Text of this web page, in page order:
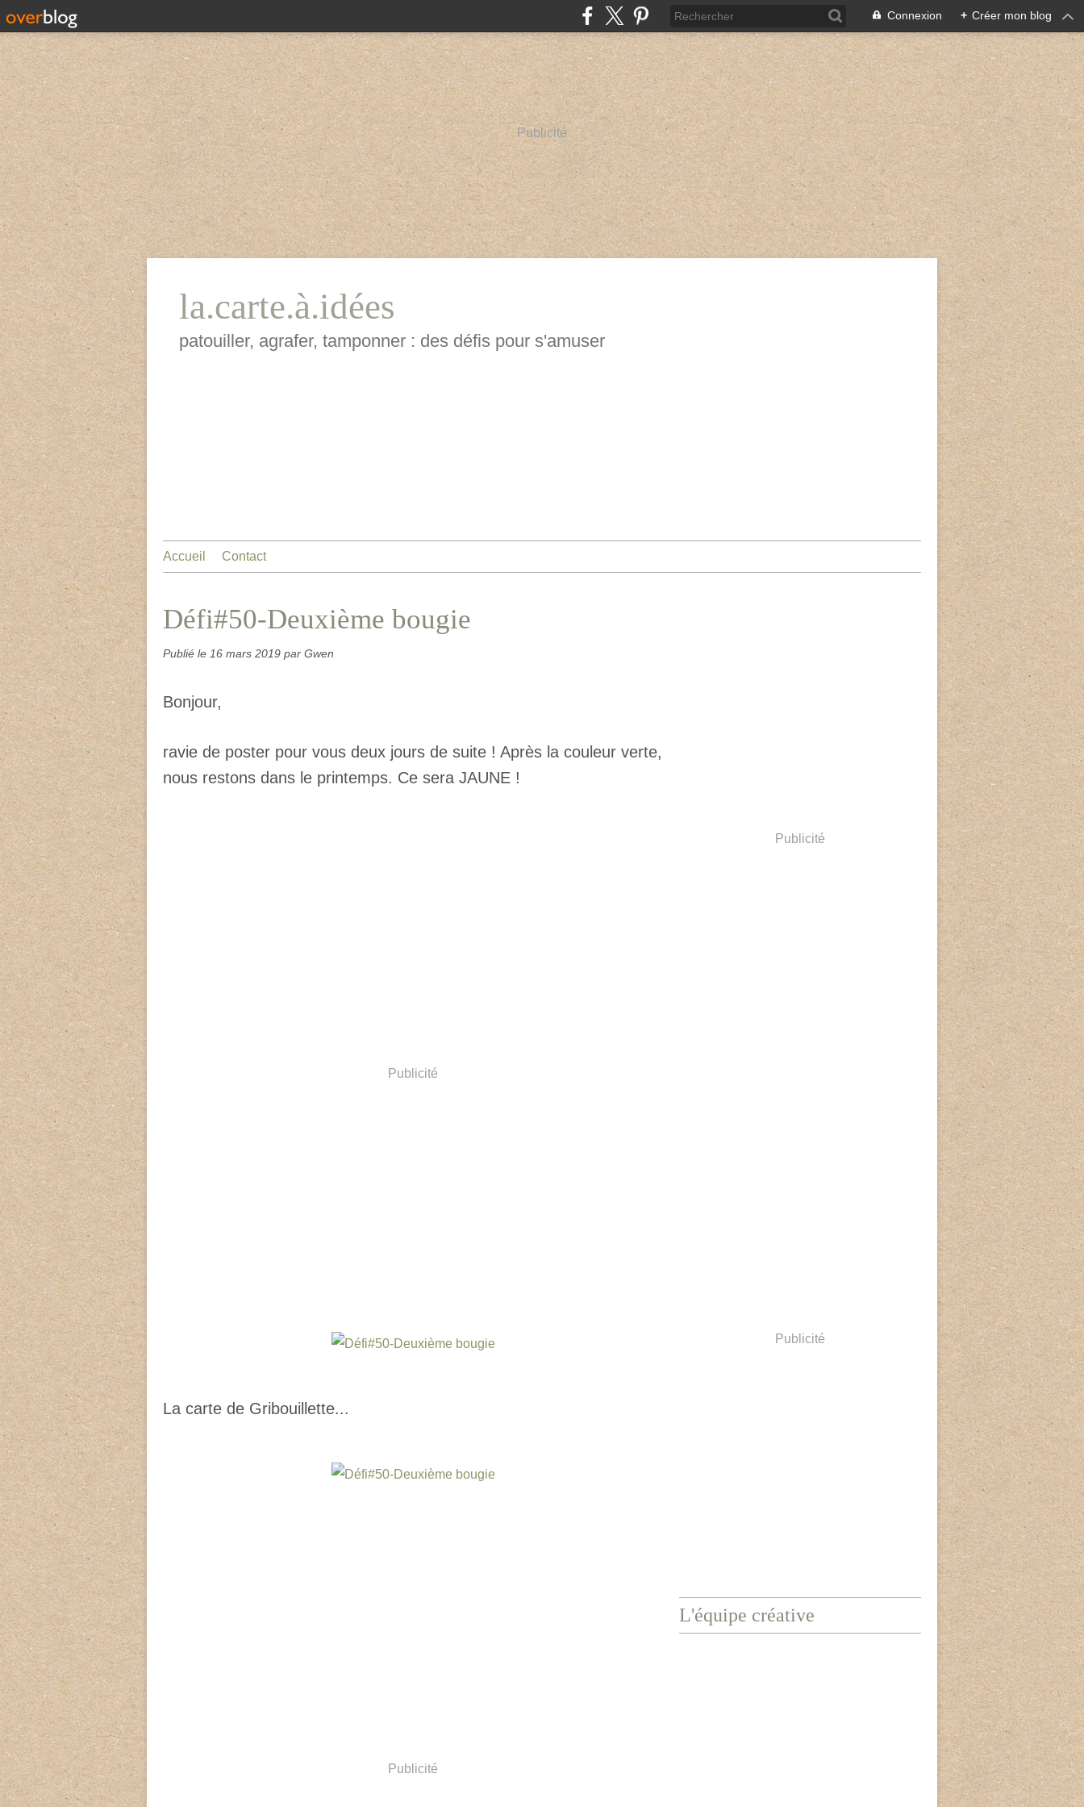
Connexion + Créer mon blog
Publicité
la.carte.à.idées
patouiller, agrafer, tamponner : des défis pour s'amuser
Accueil Contact
Défi#50-Deuxième bougie
Publié le 16 mars 2019 par Gwen
Bonjour,
ravie de poster pour vous deux jours de suite ! Après la couleur verte,
nous restons dans le printemps. Ce sera JAUNE !
Publicité
La carte de Gribouillette...
Publicité
Publicité
Publicité
L'équipe créative